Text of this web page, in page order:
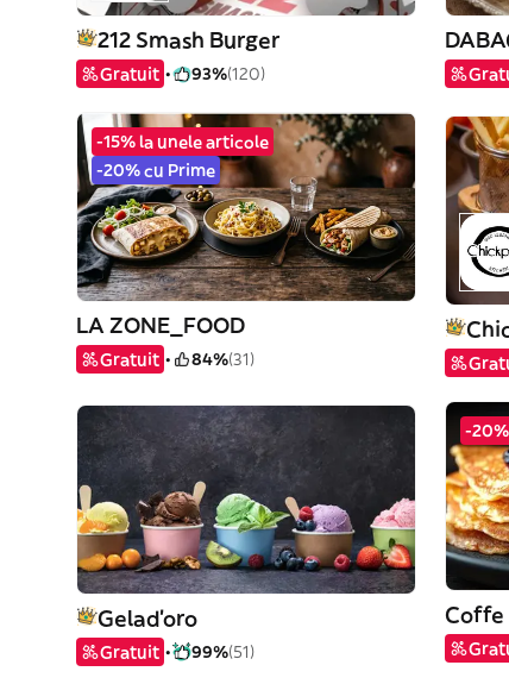
212 Smash Burger
Gratuit 93%(120)
-15% la unele articole
-20% cu Prime
LA ZONE_FOOD
Gratuit 84%(31)
Gelad'oro
Gratuit 99%(51)
-